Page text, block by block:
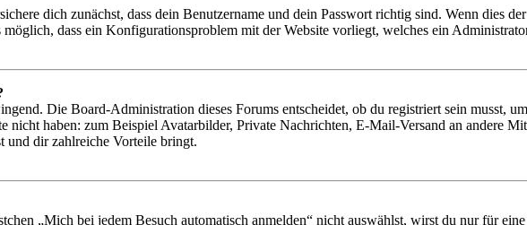
dich zunächst, dass dein Benutzername und dein Passwort richtig sind. Wenn dies
dass ein Konfigurationsproblem mit der Website vorliegt, welches ein
Die Board-Administration dieses Forums entscheidet, ob du registriert sein musst,
nicht haben: zum Beispiel Avatarbilder, Private Nachrichten, E-Mail-Versand an andere
und dir zahlreiche Vorteile bringt.
„Mich bei jedem Besuch automatisch anmelden“ nicht auswählst, wirst du nur für